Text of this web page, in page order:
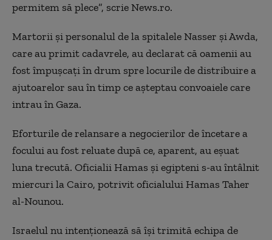
permitem să plece”, scrie News.ro.
Martorii şi personalul de la spitalele Nasser şi Awda,
care au primit cadavrele, au declarat că oamenii au
fost împuşcaţi în drum spre locurile de distribuire a
ajutoarelor sau în timp ce aşteptau convoaiele care
intrau în Gaza.
Eforturile de relansare a negocierilor de încetare a
focului au fost reluate după ce, aparent, au eşuat
luna trecută. Oficialii Hamas şi egipteni s-au întâlnit
miercuri la Cairo, potrivit oficialului Hamas Taher
al-Nounou.
Israelul nu intenţionează să îşi trimită echipa de